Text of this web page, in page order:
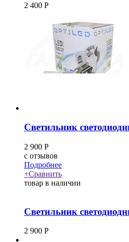
2 400 Р
Светильник
2 900 Р
c отзывов
Подробнее
+Сравнить
товар в наличии
Светильник
2 900 Р